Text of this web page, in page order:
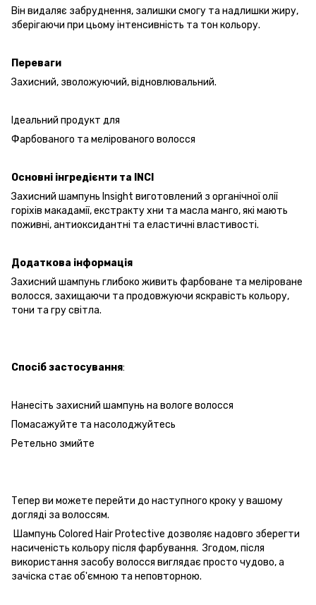
Він видаляє забруднення, залишки смогу та надлишки жиру,
зберігаючи при цьому інтенсивність та тон кольору.
Переваги
Захисний, зволожуючий, відновлювальний.
Ідеальний продукт для
Фарбованого та мелірованого волосся
Основні інгредієнти та
INCI
Захисний шампунь Insight виготовлений з органічної олії
горіхів макадамії, екстракту хни та масла манго, які мають
поживні, антиоксидантні та еластичні властивості.
Додаткова інформація
Захисний шампунь глибоко живить фарбоване та меліроване
волосся, захищаючи та продовжуючи яскравість кольору,
тони та гру світла.
Спосібзастосування:
Нанесіть захисний шампунь на вологе волосся
Помасажуйте та насолоджуйтесь
Ретельно змийте
Тепер ви можете перейти до наступного кроку у вашому
догляді за волоссям.
Шампунь Colored Hair Protective дозволяє надовго зберегти
насиченість кольору після фарбування. Згодом, після
використання засобу волосся виглядає просто чудово, а
зачіска стає об'ємною та неповторною.